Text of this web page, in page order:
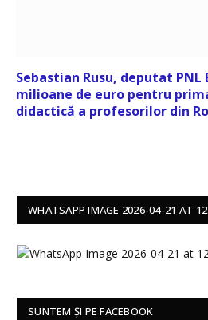
Sebastian Rusu, deputat PNL
milioane de euro pentru
didactică a profesorilor din
WHATSAPP IMAGE 2026-04-21 AT
SUNTEM ȘI PE FACEBOOK